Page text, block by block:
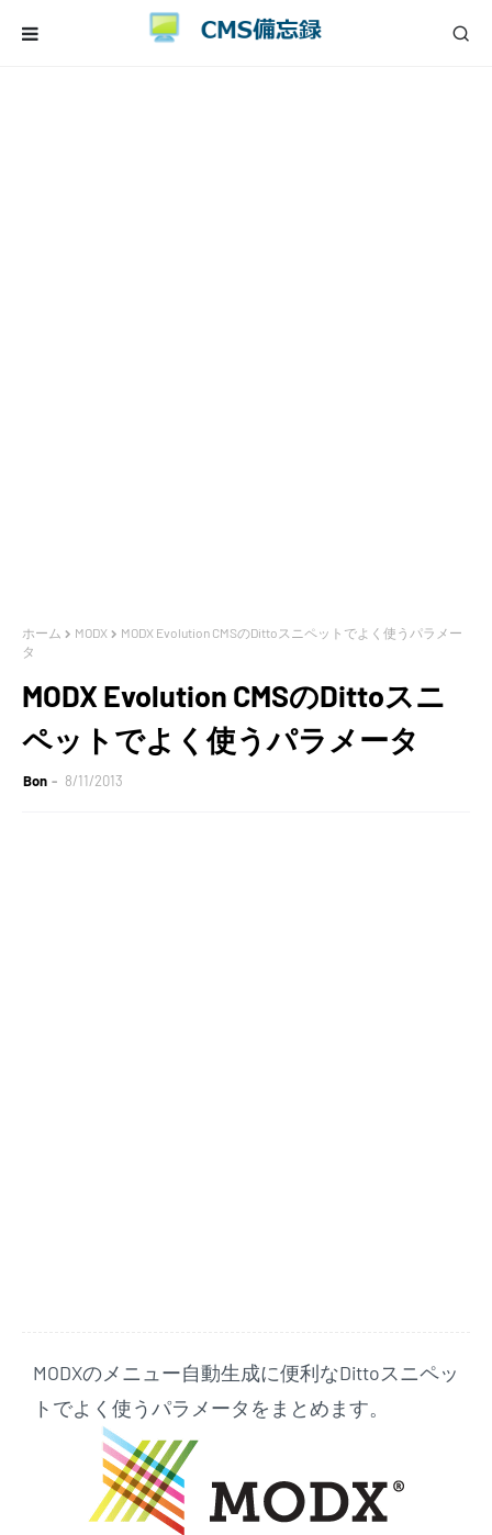
ホーム MODX
MODX Evolution CMSのDittoスニペットでよく使うパラメー
タ
MODX Evolution CMSのDittoスニ
ペットでよく使うパラメータ
Bon 8/11/2013
MODXのメニュー自動生成に便利なDittoスニペッ
トでよく使うパラメータをまとめます。